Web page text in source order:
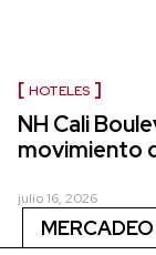
HOTELES
NH Cali
movimiento
julio 16, 2026
MERCADEO